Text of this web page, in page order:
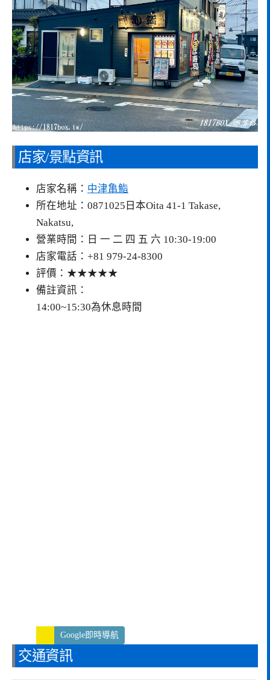
店家/景點資訊
店家名稱： 中津亀鮨
所在地址：0871025日本Oita 41-1 Takase,
Nakatsu,
營業時間：日 一 二 四 五 六 10:30-19:00
店家電話：+81 979-24-8300
評價：★★★★★
備註資訊：
14:00~15:30為休息時間
Google即時導航
交通資訊